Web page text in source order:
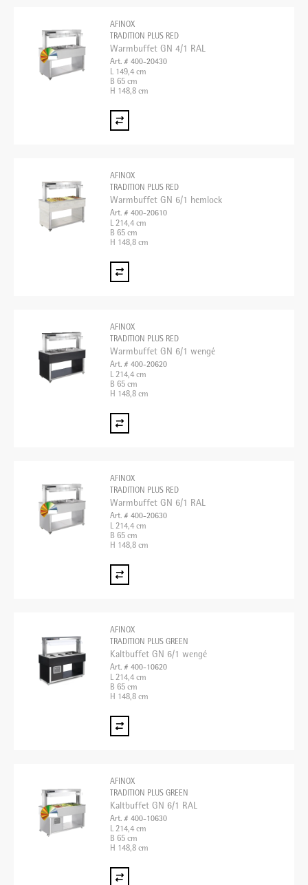
AFINOX
TRADITION PLUS RED
Warmbuffet GN 4/1 RAL
Art. # 400-20430
L 149,4 cm
B 65 cm
H 148,8 cm
AFINOX
TRADITION PLUS RED
Warmbuffet GN 6/1 hemlock
Art. # 400-20610
L 214,4 cm
B 65 cm
H 148,8 cm
AFINOX
TRADITION PLUS RED
Warmbuffet GN 6/1 wengé
Art. # 400-20620
L 214,4 cm
B 65 cm
H 148,8 cm
AFINOX
TRADITION PLUS RED
Warmbuffet GN 6/1 RAL
Art. # 400-20630
L 214,4 cm
B 65 cm
H 148,8 cm
AFINOX
TRADITION PLUS GREEN
Kaltbuffet GN 6/1 wengé
Art. # 400-10620
L 214,4 cm
B 65 cm
H 148,8 cm
AFINOX
TRADITION PLUS GREEN
Kaltbuffet GN 6/1 RAL
Art. # 400-10630
L 214,4 cm
B 65 cm
H 148,8 cm